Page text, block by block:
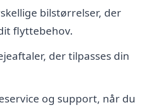
bilstørrelser, der
flyttebehov.
der tilpasses din
og support, når du